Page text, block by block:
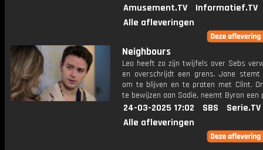
Amusement.TV
Informatief.TV
Alle afleveringen
Neighbours
Leo heeft zo zijn twijfels over Sebs
en overschrijdt een grens. Jane
om te blijven en te praten met Clint.
te bewijzen aan Sadie, neemt Byron een
24-03-2025 17:02 SBS
Serie.TV
Alle afleveringen